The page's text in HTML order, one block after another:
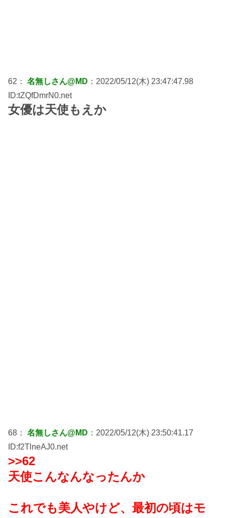
62： 名無しさん@MD ：2022/05/12(木) 23:47:47.98
ID:tZQfDmrN0.net
女優は天使もえか
68： 名無しさん@MD ：2022/05/12(木) 23:50:41.17
ID:f2TlneAJ0.net
>>62
天使こんなんなったんか
これでも美人やけど、最初の頃はモ